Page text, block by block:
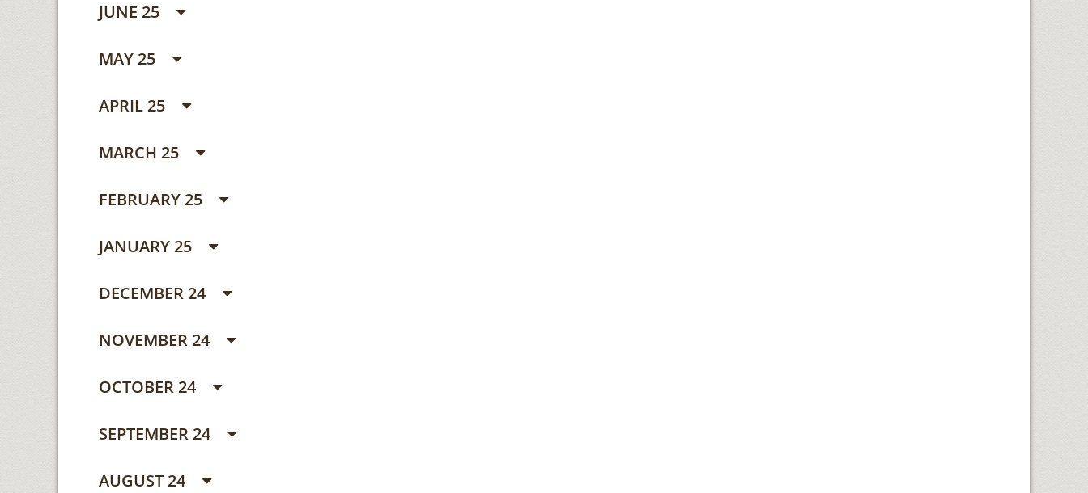
JUNE 25
MAY 25
APRIL 25
MARCH 25
FEBRUARY 25
JANUARY 25
DECEMBER 24
NOVEMBER 24
OCTOBER 24
SEPTEMBER 24
AUGUST 24